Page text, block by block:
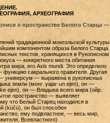
АРХЕОГРАФИЯ
о пространстве Белого Старца —
традиционной монгольской культуры
компонентом образа Белого Старца.
текстов, хранящихся в Рукописном
— конкретного места обитания
мира, его Axis mundi. Это определило
сакрального правителя. Другая
— универсум — выражена в рукописных
земли (монг. γajar-un ejen), он —
ejen), он — Владыка всего мира (ойр.
пространство — выявляет
что Белый Старец находился в
(küčü), он был способен
ему подвластное, — весь мир,
Всевластного).